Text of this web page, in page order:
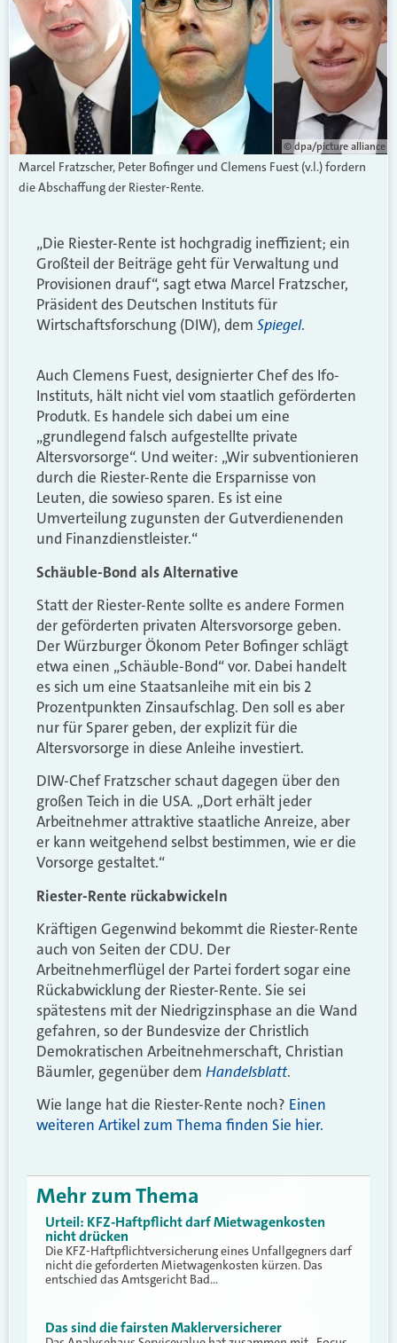
© dpa/picture alliance
Marcel Fratzscher, Peter Bofinger und Clemens Fuest (v.l.) fordern
die Abschaffung der Riester-Rente.
„Die Riester-Rente ist hochgradig ineffizient; ein
Großteil der Beiträge geht für Verwaltung und
Provisionen drauf“, sagt etwa Marcel Fratzscher,
Präsident des Deutschen Instituts für
Wirtschaftsforschung (DIW), dem Spiegel.
Auch Clemens Fuest, designierter Chef des Ifo-
Instituts, hält nicht viel vom staatlich geförderten
Produtk. Es handele sich dabei um eine
„grundlegend falsch aufgestellte private
Altersvorsorge“. Und weiter: „Wir subventionieren
durch die Riester-Rente die Ersparnisse von
Leuten, die sowieso sparen. Es ist eine
Umverteilung zugunsten der Gutverdienenden
und Finanzdienstleister.“
Schäuble-Bond als Alternative
Statt der Riester-Rente sollte es andere Formen
der geförderten privaten Altersvorsorge geben.
Der Würzburger Ökonom Peter Bofinger schlägt
etwa einen „Schäuble-Bond“ vor. Dabei handelt
es sich um eine Staatsanleihe mit ein bis 2
Prozentpunkten Zinsaufschlag. Den soll es aber
nur für Sparer geben, der explizit für die
Altersvorsorge in diese Anleihe investiert.
DIW-Chef Fratzscher schaut dagegen über den
großen Teich in die USA. „Dort erhält jeder
Arbeitnehmer attraktive staatliche Anreize, aber
er kann weitgehend selbst bestimmen, wie er die
Vorsorge gestaltet.“
Riester-Rente rückabwickeln
Kräftigen Gegenwind bekommt die Riester-Rente
auch von Seiten der CDU. Der
Arbeitnehmerflügel der Partei fordert sogar eine
Rückabwicklung der Riester-Rente. Sie sei
spätestens mit der Niedrigzinsphase an die Wand
gefahren, so der Bundesvize der Christlich
Demokratischen Arbeitnehmerschaft, Christian
Bäumler, gegenüber dem Handelsblatt.
Wie lange hat die Riester-Rente noch? Einen
weiteren Artikel zum Thema finden Sie hier.
Mehr zum Thema
Urteil: KFZ-Haftpflicht darf Mietwagenkosten
nicht drücken
Die KFZ-Haftpflichtversicherung eines Unfallgegners darf
nicht die geforderten Mietwagenkosten kürzen. Das
entschied das Amtsgericht Bad…
Das sind die fairsten Maklerversicherer